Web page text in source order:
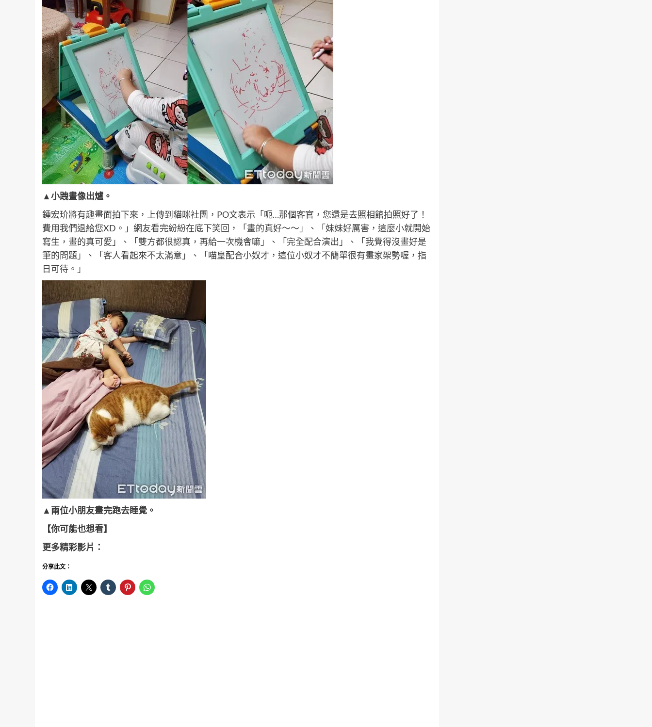
▲小跩畫像出爐。
鍾宏玠將有趣畫面拍下來，上傳到貓咪社團，PO文表示「呃…那個客官，您還是去照相館拍照好了！
費用我們退給您XD。」網友看完紛紛在底下笑回，「畫的真好～～」、「妹妹好厲害，這麼小就開始
寫生，畫的真可愛」、「雙方都很認真，再給一次機會嘛」、「完全配合演出」、「我覺得沒畫好是
筆的問題」、「客人看起來不太滿意」、「喵皇配合小奴才，這位小奴才不簡單很有畫家架勢喔，指
日可待。」
▲兩位小朋友畫完跑去睡覺。
【你可能也想看】
更多精彩影片：
分享此文：